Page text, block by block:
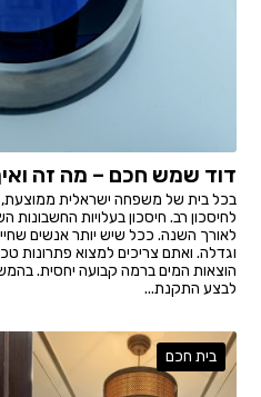
דוד שמש חכם – מה זה
בכל בית של משפחה ישראלית ממוצעת,
לחיסכון רב. חיסכון בעלויות
לאורך השנה. ככל שיש יותר אנשים
וגדלה. ואתם צריכים למצוא פתרונות
הוצאות המים ברמה קבועה יחסית.
לבצע התקנת...
בית חכם